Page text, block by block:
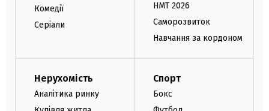
Комедії
Серіали
НМТ 2026
Саморозвиток
Навчання за кордоном
Нерухомість
Аналітика ринку
Спорт
Бокс